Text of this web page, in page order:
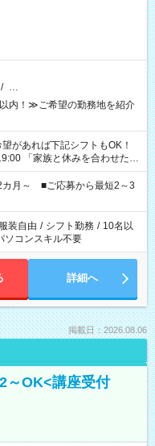
/ …
内！≫ご希望の勤務地を紹介
わせた
したい」 「できれば残業はし
ね。 ※Wワーク希望
勤務時間と、もう1つのお仕事
える場合は応募できません。
カ月～ ■ご応募から最短2～3
服装自由 / シフト勤務 / 10名以
ソコンスキル不要
詳細へ
掲載日：2026.08.06
～OK<講座受付